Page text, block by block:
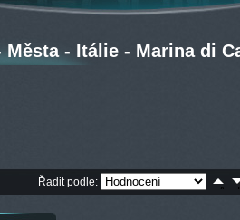
Města - Itálie - Marina di
Řadit podle: